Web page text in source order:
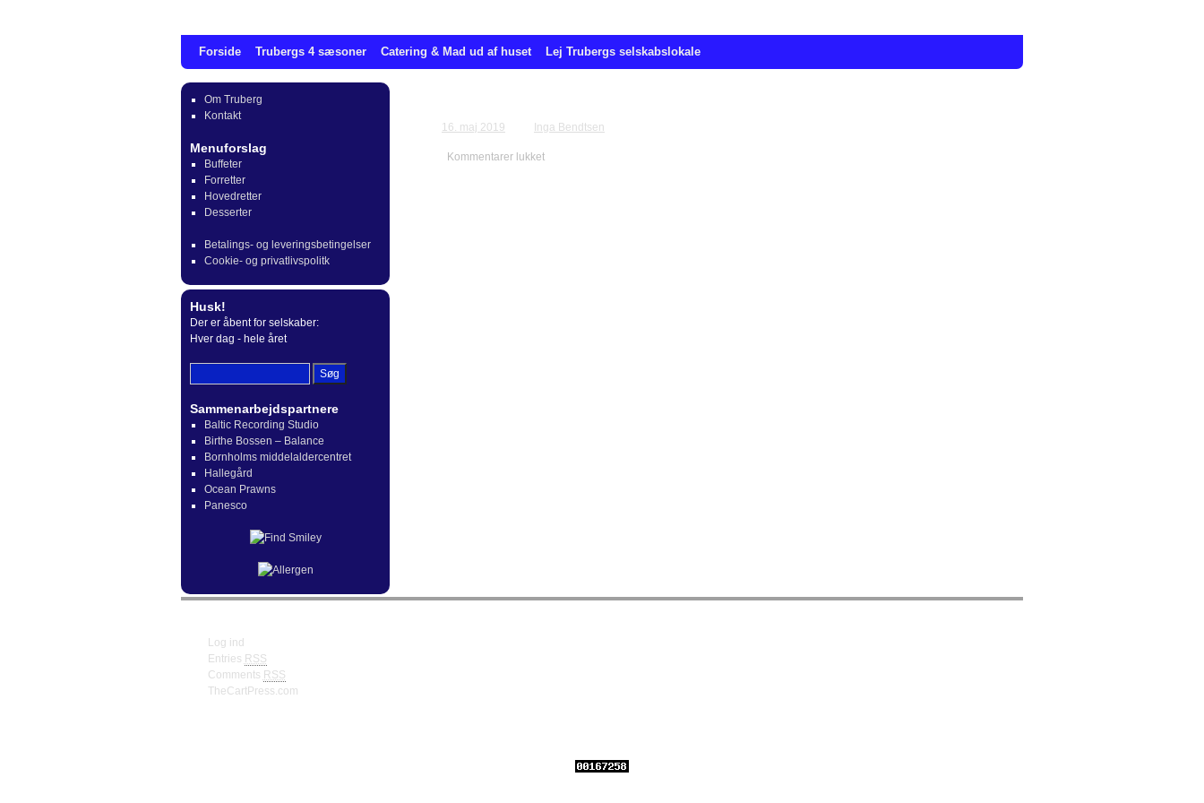
Forside Trubergs 4 sæsoner Catering & Mad ud af huset Lej Trubergs selskabslokale
16. maj 2019 Inga Bendtsen
Kommentarer lukket
Om Truberg
Kontakt
Menuforslag
Buffeter
Forretter
Hovedretter
Desserter
Betalings- og leveringsbetingelser
Cookie- og privatlivspolitk
Husk!
Der er åbent for selskaber:
Hver dag - hele året
Sammenarbejdspartnere
Baltic Recording Studio
Birthe Bossen – Balance
Bornholms middelaldercentret
Hallegård
Ocean Prawns
Panesco
Log ind
Entries RSS
Comments RSS
TheCartPress.com